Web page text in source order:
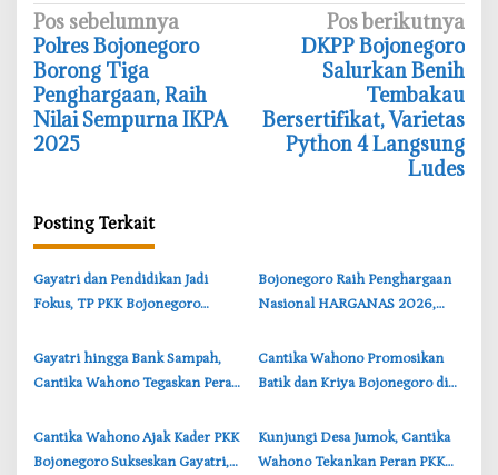
N
a
v
i
g
s
i
p
o
Pos sebelumnya
‎Polres Bojonegoro
Borong Tiga
Penghargaan, Raih
Nilai Sempurna IKPA
2025
Pos berikutnya
‎DKPP Bojonegoro
Salurkan Benih
Tembakau
Bersertifikat, Varietas
Python 4 Langsung
Ludes
Posting Terkait
‎Gayatri dan Pendidikan Jadi
Fokus, TP PKK Bojonegoro
‎Bojonegoro Raih Penghargaan
Nasional HARGANAS 2026,
Apresiasi BKKBN
‎Gayatri hingga Bank Sampah,
Cantika Wahono Tegaskan Peran
‎Cantika Wahono Promosikan
Batik dan Kriya Bojonegoro di
Yogyakarta
‎Cantika Wahono Ajak Kader PKK
Bojonegoro Sukseskan Gayatri,
‎Kunjungi Desa Jumok, Cantika
Wahono Tekankan Peran PKK